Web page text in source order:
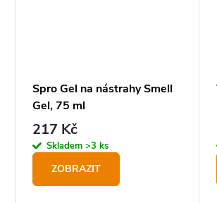
Spro Gel na nástrahy Smell
Gel, 75 ml
217 Kč
Skladem >3 ks
ZOBRAZIT